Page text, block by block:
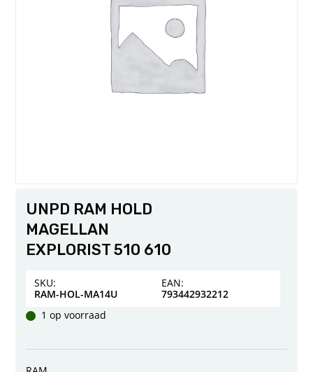
UNPD RAM HOLD
MAGELLAN
EXPLORIST 510 610
SKU:
RAM-HOL-MA14U
EAN:
793442932212
1 op voorraad